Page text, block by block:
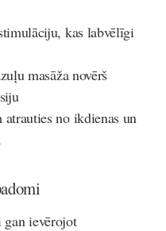
kas labvēlīgi
masāža novērš
no ikdienas un
gan ievērojot